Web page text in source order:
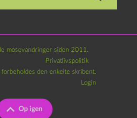
mosevandringer siden 2011.
Privatlivspolitik
Op igen
den enkelte skribent.
Login